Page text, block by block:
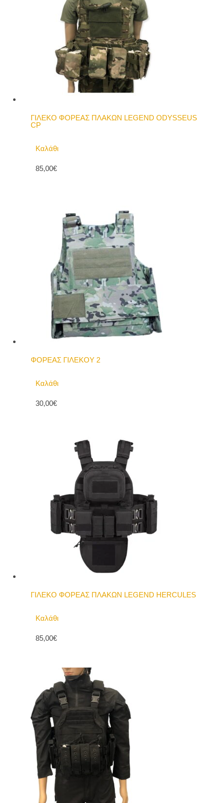
ΓΙΛΕΚΟ ΦΟΡΕΑΣ ΠΛΑΚΩΝ LEGEND ODYSSEUS
CP
Καλάθι
85,00€
ΦΟΡΕΑΣ ΓΙΛΕΚΟΥ 2
Καλάθι
30,00€
ΓΙΛΕΚΟ ΦΟΡΕΑΣ ΠΛΑΚΩΝ LEGEND HERCULES
Καλάθι
85,00€